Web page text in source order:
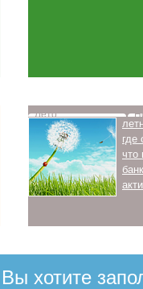
Лето
где
что
хотите